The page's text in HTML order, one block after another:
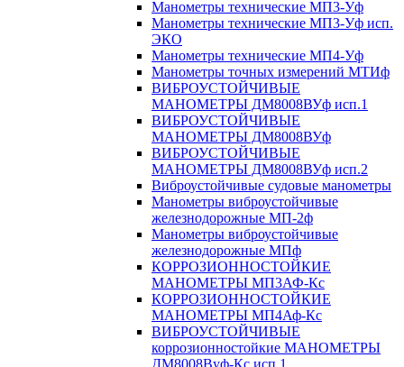
Манометры технические МП3-Уф
Манометры технические МП3-Уф исп.
ЭКО
Манометры технические МП4-Уф
Манометры точных измерений МТИф
ВИБРОУСТОЙЧИВЫЕ
МАНОМЕТРЫ ДМ8008ВУф исп.1
ВИБРОУСТОЙЧИВЫЕ
МАНОМЕТРЫ ДМ8008ВУф
ВИБРОУСТОЙЧИВЫЕ
МАНОМЕТРЫ ДМ8008ВУф исп.2
Виброустойчивые судовые манометры
Манометры виброустойчивые
железнодорожные МП-2ф
Манометры виброустойчивые
железнодорожные МПф
КОРРОЗИОННОСТОЙКИЕ
МАНОМЕТРЫ МП3АФ-Кс
КОРРОЗИОННОСТОЙКИЕ
МАНОМЕТРЫ МП4Аф-Кс
ВИБРОУСТОЙЧИВЫЕ
коррозионностойкие МАНОМЕТРЫ
ДМ8008Вуф-Кс исп.1